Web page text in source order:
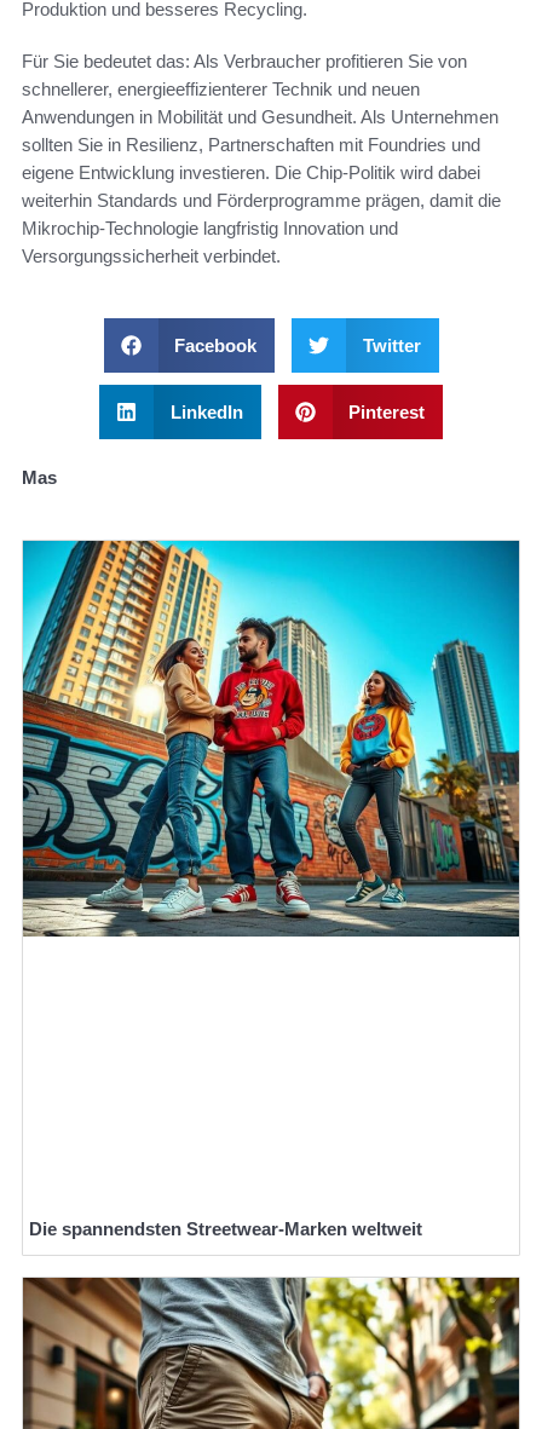
Produktion und besseres Recycling.
Für Sie bedeutet das: Als Verbraucher profitieren Sie von
schnellerer, energieeffizienterer Technik und neuen
Anwendungen in Mobilität und Gesundheit. Als Unternehmen
sollten Sie in Resilienz, Partnerschaften mit Foundries und
eigene Entwicklung investieren. Die Chip-Politik wird dabei
weiterhin Standards und Förderprogramme prägen, damit die
Mikrochip-Technologie langfristig Innovation und
Versorgungssicherheit verbindet.
Facebook Twitter
LinkedIn Pinterest
Mas
Die spannendsten Streetwear-Marken weltweit